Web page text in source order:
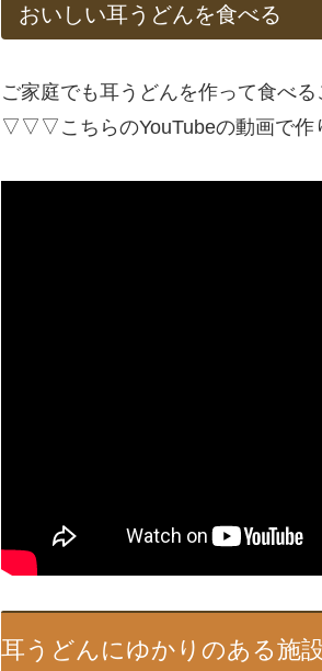
おいしい耳うどんを食べる
ご家庭でも耳うどんを作って食べる
▽▽▽こちらのYouTubeの動画で
耳うどんにゆかりのある施